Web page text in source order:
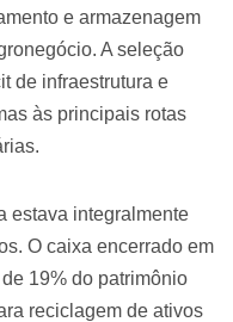
e armazenagem
A seleção
de infraestrutura e
às principais rotas
estava integralmente
O caixa encerrado em
19% do patrimônio
reciclagem de ativos